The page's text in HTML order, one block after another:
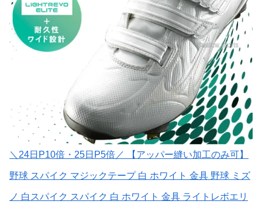
＼24日P10倍・25日P5倍／ 【アッパー縫い加工のみ可】
野球 スパイク マジックテープ 白 ホワイト 金具 野球 ミズ
ノ 白スパイク スパイク 白 ホワイト 金具 ライトレボエリ